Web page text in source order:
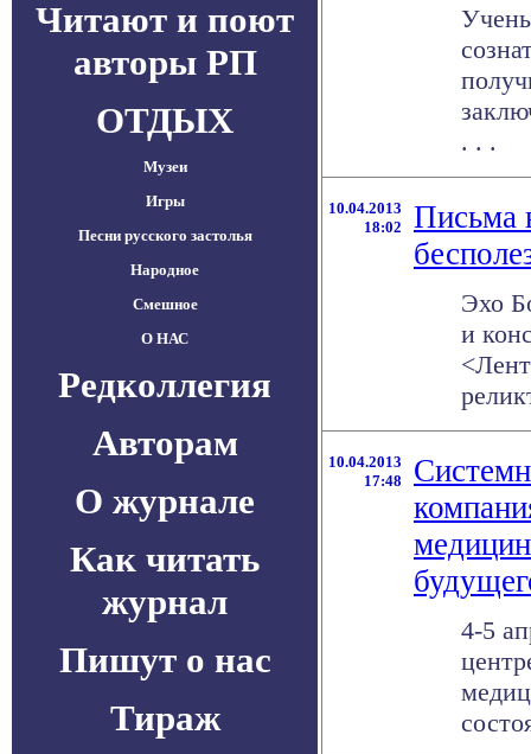
Читают и поют
авторы РП
ОТДЫХ
Музеи
Игры
Песни русского застолья
Народное
Смешное
О НАС
Редколлегия
Авторам
О журнале
Как читать
журнал
Пишут о нас
Тираж
. . .
10.04.2013
18:02
Письма
Эхо
и
10.04.2013
17:48
4-5